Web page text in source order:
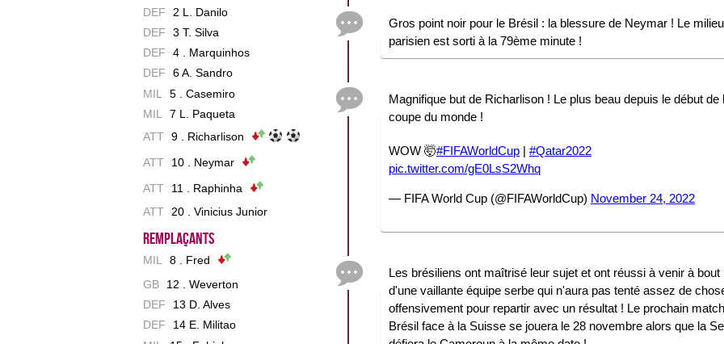
DEF
2 L. Danilo
DEF
3 T. Silva
DEF
4 . Marquinhos
DEF
6 A. Sandro
MIL
5 . Casemiro
MIL
7 L. Paqueta
ATT 9 . Richarlison
ATT
10 . Neymar
ATT
11 . Raphinha
ATT 20 . Vinicius Junior
Remplaçants
MIL 8 . Fred
GB
12 . Weverton
DEF
13 D. Alves
DEF
14 E. Militao
Gros point noir pour le Brésil : la blessure de Neymar ! Le milieu
parisien est sorti à la 79ème minute !
Magnifique but de Richarlison ! Le plus beau depuis le début de
coupe du monde !
WOW 🤯#FIFAWorldCup | #Qatar2022
pic.twitter.com/gE0LsS2Whq
— FIFA World Cup (@FIFAWorldCup) November 24, 2022
Les brésiliens ont maîtrisé leur sujet et ont réussi à venir à bout
d'une vaillante équipe serbe qui n'aura pas tenté assez de
offensivement pour repartir avec un résultat ! Le prochain
Brésil face à la Suisse se jouera le 28 novembre alors que la